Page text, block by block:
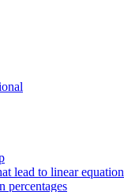
lead to linear equation
percentages